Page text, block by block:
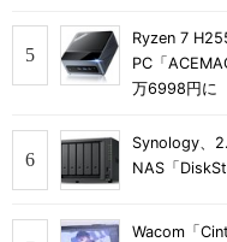
Ryzen 7
PC「
万6998円に
Synology、
NAS「
Wacom「